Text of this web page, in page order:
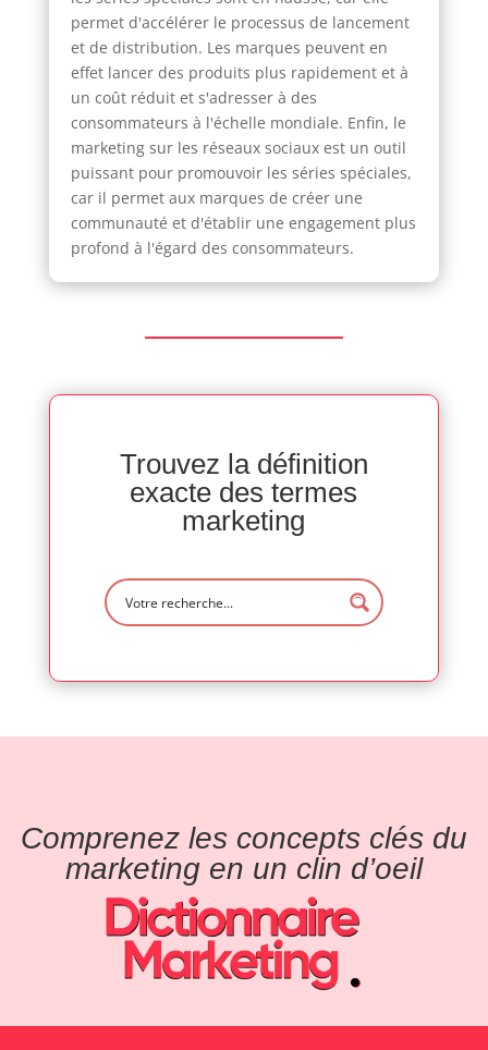
permet d'accélérer le processus de lancement
et de distribution. Les marques peuvent en
effet lancer des produits plus rapidement et à
un coût réduit et s'adresser à des
consommateurs à l'échelle mondiale. Enfin, le
marketing sur les réseaux sociaux est un outil
puissant pour promouvoir les séries spéciales,
car il permet aux marques de créer une
communauté et d'établir une engagement plus
profond à l'égard des consommateurs.
Trouvez la définition
exacte des termes
marketing
Comprenez les concepts clés du
marketing en un clin d’oeil